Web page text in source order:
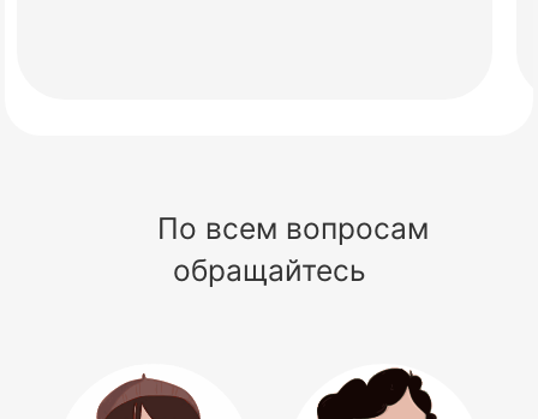
По всем вопросам
обращайтесь